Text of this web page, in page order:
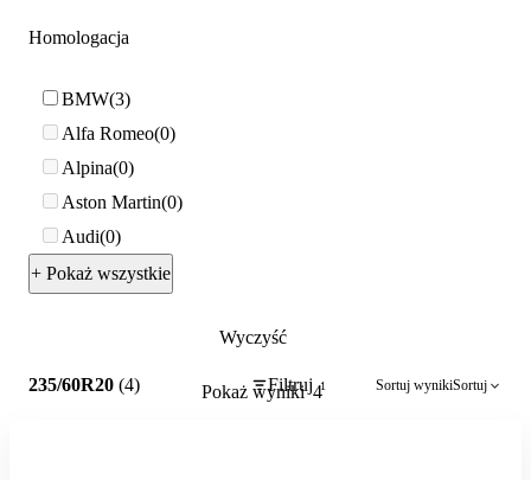
Homologacja
BMW 3
Alfa Romeo 0
Alpina 0
Aston Martin 0
Audi 0
+ Pokaż wszystkie
Wyczyść
Pokaż wyniki 4
235/60R20 (4) Filtruj 1 Sortuj wynikiSortuj